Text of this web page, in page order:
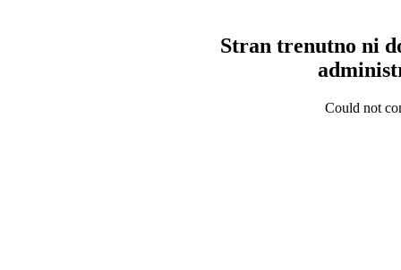
Stran trenutno ni
Could not